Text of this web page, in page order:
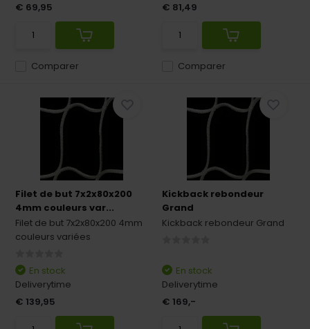
Comparer
€ 69,95
Comparer
€ 81,49
Filet de but 7x2x80x200
4mm couleurs var...
Filet de but 7x2x80x200 4mm
couleurs variées
En stock
Deliverytime
€ 139,95
Kickback rebondeur
Grand
Kickback rebondeur Grand
En stock
Deliverytime
€ 169,-